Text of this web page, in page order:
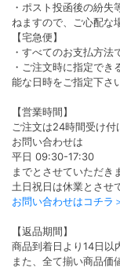
・ポスト投函後の紛
ねますので、ご心配な
【宅急便】
・すべてのお支払方法
・ご注文時に指定で
能な日時をご指定下さ
【営業時間】
ご注文は24時間受け付
お問い合わせは
平日 09:30-17:30
までとさせていただき
土日祝日は休業とさせ
お問い合わせはコチラ
【返品期間】
商品到着日より14日以
また、全て揃い商品価